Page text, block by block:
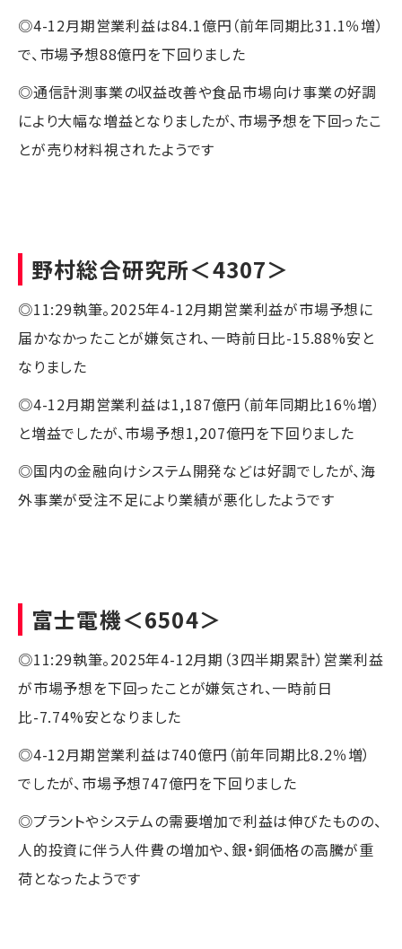
◎4-12月期営業利益は84.1億円（前年同期比31.1％増）
で、市場予想88億円を下回りました
◎通信計測事業の収益改善や食品市場向け事業の好調
により大幅な増益となりましたが、市場予想を下回ったこ
とが売り材料視されたようです
野村総合研究所＜4307＞
◎11:29執筆。2025年4-12月期営業利益が市場予想に
届かなかったことが嫌気され、一時前日比-15.88%安と
なりました
◎4-12月期営業利益は1,187億円（前年同期比16％増）
と増益でしたが、市場予想1,207億円を下回りました
◎国内の金融向けシステム開発などは好調でしたが、海
外事業が受注不足により業績が悪化したようです
富士電機＜6504＞
◎11:29執筆。2025年4-12月期（3四半期累計）営業利益
が市場予想を下回ったことが嫌気され、一時前日
比-7.74%安となりました
◎4-12月期営業利益は740億円（前年同期比8.2％増）
でしたが、市場予想747億円を下回りました
◎プラントやシステムの需要増加で利益は伸びたものの、
人的投資に伴う人件費の増加や、銀・銅価格の高騰が重
荷となったようです